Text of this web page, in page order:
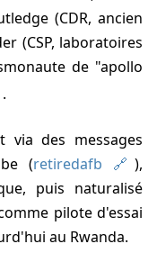
(CDR, ancien
(CSP, laboratoires
de "apollo
.
(retiredafb
),
puis naturalisé
pilote d'essai
au Rwanda.